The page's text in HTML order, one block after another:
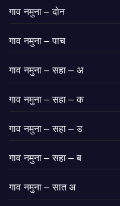
गाव नमुना – दोन
गाव नमुना – पाच
गाव नमुना – सहा – अ
गाव नमुना – सहा – क
गाव नमुना – सहा – ड
गाव नमुना – सहा – ब
गाव नमुना – सात अ